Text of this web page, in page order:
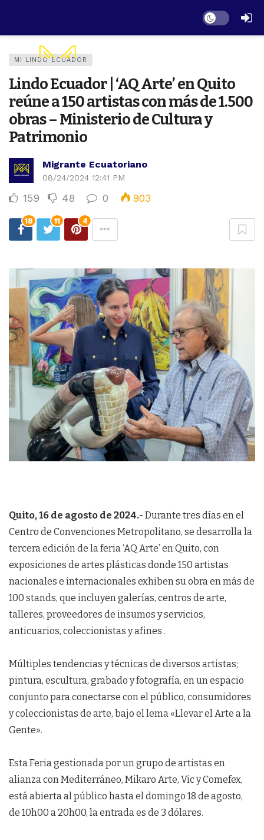
Dark mode
MI LINDO ECUADOR
Lindo Ecuador | ‘AQ Arte’ en Quito
reúne a 150 artistas con más de 1.500
obras – Ministerio de Cultura y
Patrimonio
Migrante Ecuatoriano
08/24/2024 12:41 PM
159 48 0 903
18 11 4
Quito, 16 de agosto de 2024.- Durante tres días en el
Centro de Convenciones Metropolitano, se desarrolla la
tercera edición de la feria ‘AQ Arte’ en Quito, con
exposiciones de artes plásticas donde 150 artistas
nacionales e internacionales exhiben su obra en más de
100 stands, que incluyen galerías, centros de arte,
talleres, proveedores de insumos y servicios,
anticuarios, coleccionistas y afines .
Múltiples tendencias y técnicas de diversos artistas;
pintura, escultura, grabado y fotografía, en un espacio
conjunto para conectarse con el público, consumidores
y coleccionistas de arte, bajo el lema «Llevar el Arte a la
Gente».
Esta Feria gestionada por un grupo de artistas en
alianza con Mediterráneo, Mikaro Arte, Vic y Comefex,
está abierta al público hasta el domingo 18 de agosto,
de 10h00 a 20h00, la entrada es de 3 dólares.